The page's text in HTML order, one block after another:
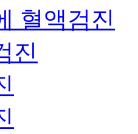
혈액검진
진